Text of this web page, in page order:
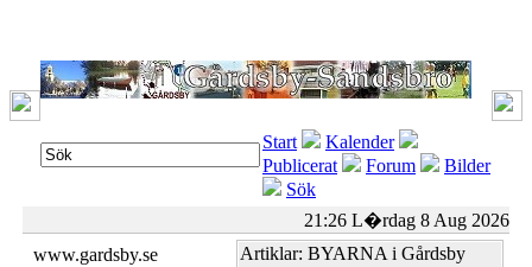
Start
Kalender
Publicerat
Forum
Bilder
Sök
21:26 L�rdag 8 Aug 2026
www.gardsby.se
Artiklar: BYARNA i Gårdsby